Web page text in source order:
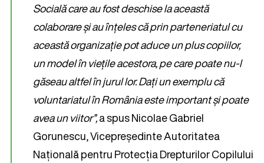
Socială care au fost deschise la această
colaborare și au înțeles că prin parteneriatul cu
această organizație pot aduce un plus copiilor,
un model în viețile acestora, pe care poate nu-l
găseau altfel în jurul lor. Dați un exemplu că
voluntariatul în România este important și poate
avea un viitor”,a spus Nicolae Gabriel
Gorunescu, Vicepreședinte Autoritatea
Națională pentru Protecția Drepturilor Copilului